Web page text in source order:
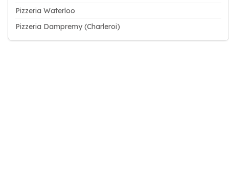
Pizzeria Waterloo
Pizzeria Dampremy (Charleroi)